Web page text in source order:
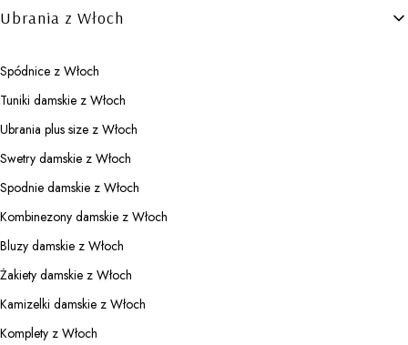
Ubrania z Włoch
Spódnice z Włoch
Tuniki damskie z Włoch
Ubrania plus size z Włoch
Swetry damskie z Włoch
Spodnie damskie z Włoch
Kombinezony damskie z Włoch
Bluzy damskie z Włoch
Żakiety damskie z Włoch
Kamizelki damskie z Włoch
Komplety z Włoch